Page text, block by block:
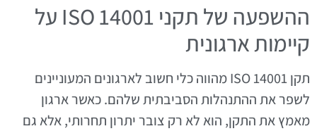
ההשפעה של תקני ISO 14001 על
קיימות ארגונית
תקן ISO 14001 מהווה כלי חשוב לארגונים המעוניינים
לשפר את ההתנהלות הסביבתית שלהם. כאשר ארגון
מאמץ את התקן, הוא לא רק צובר יתרון תחרותי, אלא גם